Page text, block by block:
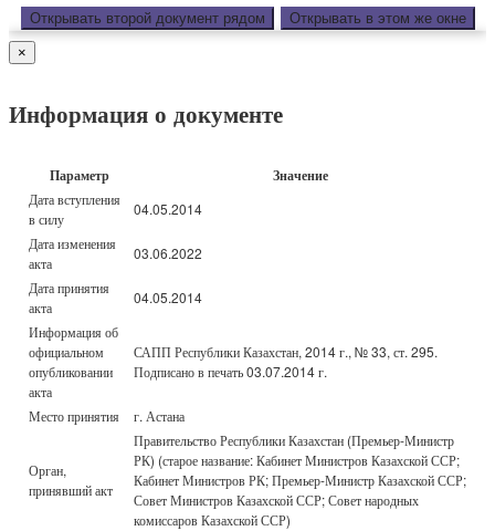
Открывать второй документ рядом Открывать в этом же окне
×
Информация о документе
Параметр Значение
Дата вступления
в силу
04.05.2014
Дата изменения
акта
03.06.2022
Дата принятия
акта
04.05.2014
Информация об
официальном
опубликовании
акта
САПП Республики Казахстан, 2014 г., № 33, ст. 295.
Подписано в печать 03.07.2014 г.
Место принятия г. Астана
Орган,
принявший акт
Правительство Республики Казахстан (Премьер-Министр
РК) (старое название: Кабинет Министров Казахской ССР;
Кабинет Министров РК; Премьер-Министр Казахской ССР;
Совет Министров Казахской ССР; Совет народных
комиссаров Казахской ССР)